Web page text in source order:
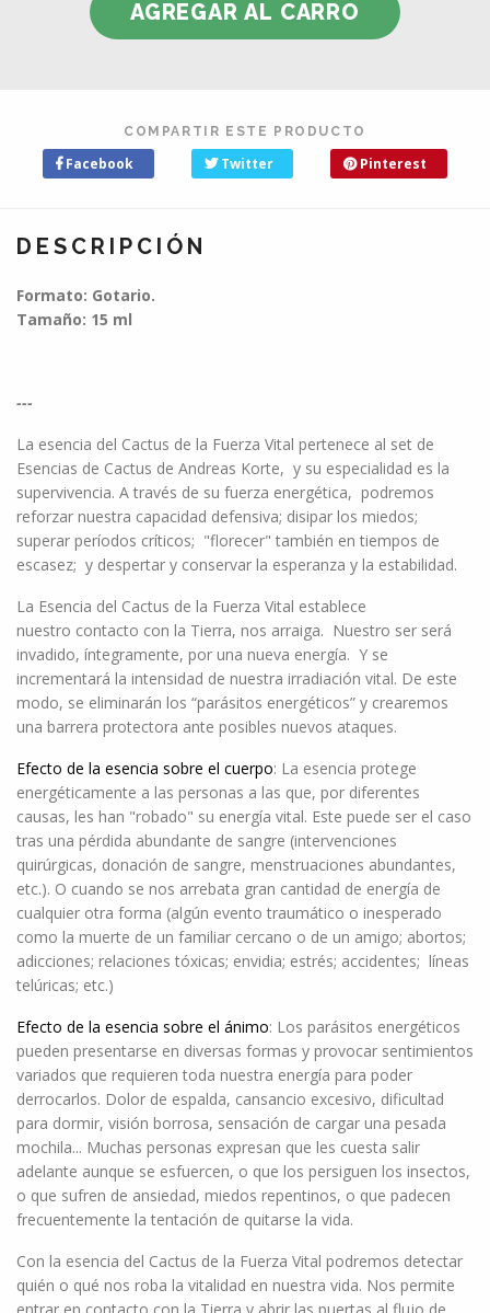
COMPARTIR ESTE PRODUCTO
Facebook Twitter Pinterest
DESCRIPCIÓN
Formato: Gotario.
Tamaño: 15 ml
---
La esencia del Cactus de la Fuerza Vital pertenece al set de
Esencias de Cactus de Andreas Korte, y su especialidad es la
supervivencia. A través de su fuerza energética, podremos
reforzar nuestra capacidad defensiva; disipar los miedos;
superar períodos críticos; "florecer" también en tiempos de
escasez; y despertar y conservar la esperanza y la estabilidad.
La Esencia del Cactus de la Fuerza Vital establece
nuestro contacto con la Tierra, nos arraiga. Nuestro ser será
invadido, íntegramente, por una nueva energía. Y se
incrementará la intensidad de nuestra irradiación vital. De este
modo, se eliminarán los “parásitos energéticos” y crearemos
una barrera protectora ante posibles nuevos ataques.
Efecto de la esencia sobre el cuerpo: La esencia protege
energéticamente a las personas a las que, por diferentes
causas, les han "robado" su energía vital. Este puede ser el caso
tras una pérdida abundante de sangre (intervenciones
quirúrgicas, donación de sangre, menstruaciones abundantes,
etc.). O cuando se nos arrebata gran cantidad de energía de
cualquier otra forma (algún evento traumático o inesperado
como la muerte de un familiar cercano o de un amigo; abortos;
adicciones; relaciones tóxicas; envidia; estrés; accidentes; líneas
telúricas; etc.)
Efecto de la esencia sobre el ánimo: Los parásitos energéticos
pueden presentarse en diversas formas y provocar sentimientos
variados que requieren toda nuestra energía para poder
derrocarlos. Dolor de espalda, cansancio excesivo, dificultad
para dormir, visión borrosa, sensación de cargar una pesada
mochila... Muchas personas expresan que les cuesta salir
adelante aunque se esfuercen, o que los persiguen los insectos,
o que sufren de ansiedad, miedos repentinos, o que padecen
frecuentemente la tentación de quitarse la vida.
Con la esencia del Cactus de la Fuerza Vital podremos detectar
quién o qué nos roba la vitalidad en nuestra vida. Nos permite
entrar en contacto con la Tierra y abrir las puertas al flujo de